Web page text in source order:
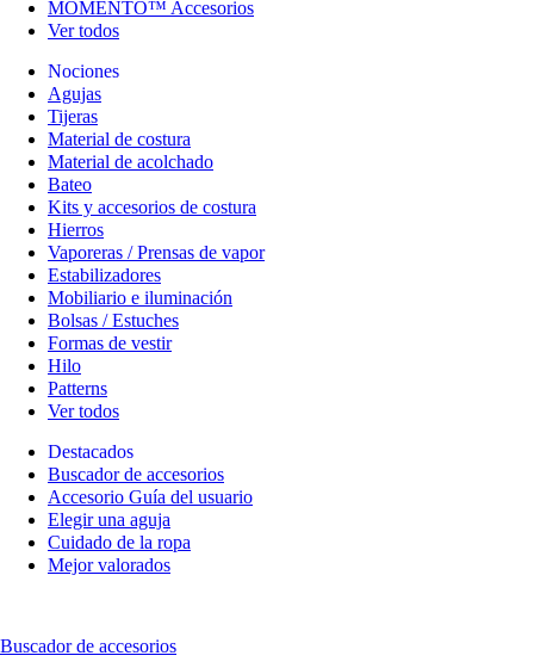
MOMENTO™ Accesorios
Ver todos
Nociones
Agujas
Tijeras
Material de costura
Material de acolchado
Bateo
Kits y accesorios de costura
Hierros
Vaporeras / Prensas de vapor
Estabilizadores
Mobiliario e iluminación
Bolsas / Estuches
Formas de vestir
Hilo
Patterns
Ver todos
Destacados
Buscador de accesorios
Accesorio Guía del usuario
Elegir una aguja
Cuidado de la ropa
Mejor valorados
Buscador de accesorios